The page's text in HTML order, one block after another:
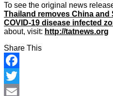
To see the original news
Thailand removes China
COVID-19 disease infected
about, visit: http://tatnews.org
Share This
Facebook
Twitter